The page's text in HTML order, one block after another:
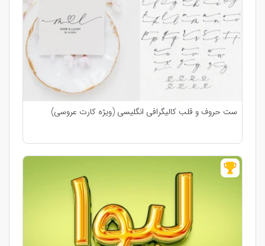
ست حروف و قلب کالیگرافی انگلیسی (ویژه کارت عروسی)